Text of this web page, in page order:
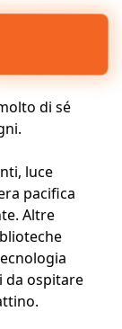
di sé
luce
pacifica
Altre
da ospitare